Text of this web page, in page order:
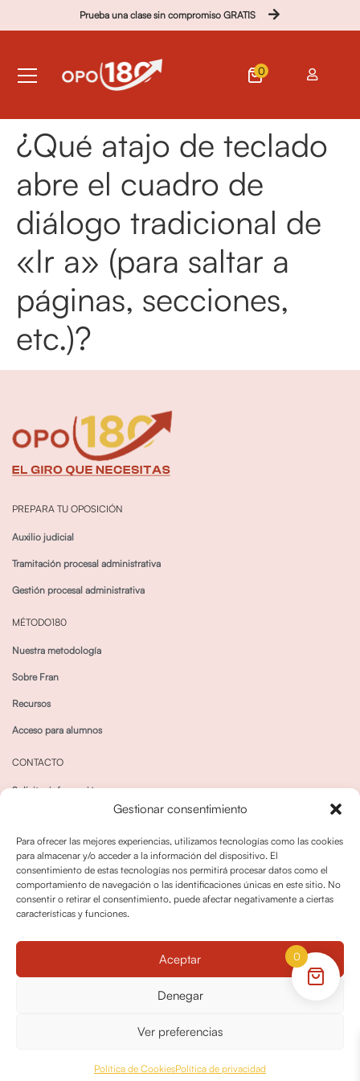
Gestionar consentimiento
Para ofrecer las mejores experiencias, utilizamos tecnologías como las cookies
para almacenar y/o acceder a la información del dispositivo. El
consentimiento de estas tecnologías nos permitirá procesar datos como el
comportamiento de navegación o las identificaciones únicas en este sitio. No
consentir o retirar el consentimiento, puede afectar negativamente a ciertas
características y funciones.
Aceptar
Denegar
Ver preferencias
Política de CookiesPolítica de privacidad
Prueba una clase sin compromiso GRATIS
0
¿Qué atajo de teclado
abre el cuadro de
diálogo tradicional de
«Ir a» (para saltar a
páginas, secciones,
etc.)?
PREPARA TU OPOSICIÓN
Auxilio judicial
Tramitación procesal administrativa
Gestión procesal administrativa
MÉTODO180
Nuestra metodología
Sobre Fran
Recursos
Acceso para alumnos
CONTACTO
Solicitar información
Política de cookies
Política dedevoluciones y cancelaciones
© OPO180 2026 Todos los derechos reservados
0